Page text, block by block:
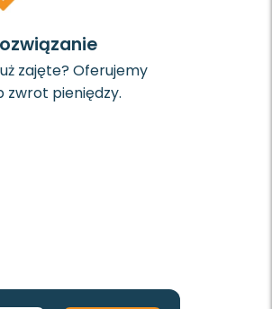
zajęte? Oferujemy
pieniędzy.